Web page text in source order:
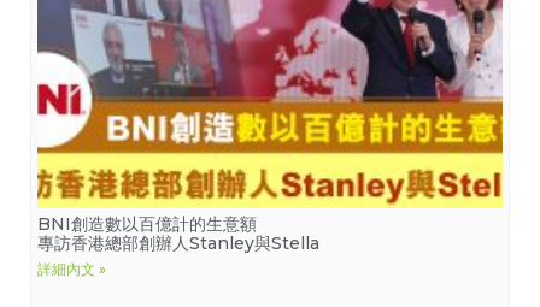
BNI創造數以百億計的生意額
專訪香港總部創辦人Stanley與Stella
詳細內文 »